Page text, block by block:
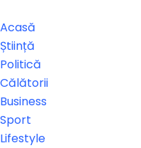
Acasă
Știință
Politică
Călătorii
Business
Sport
Lifestyle